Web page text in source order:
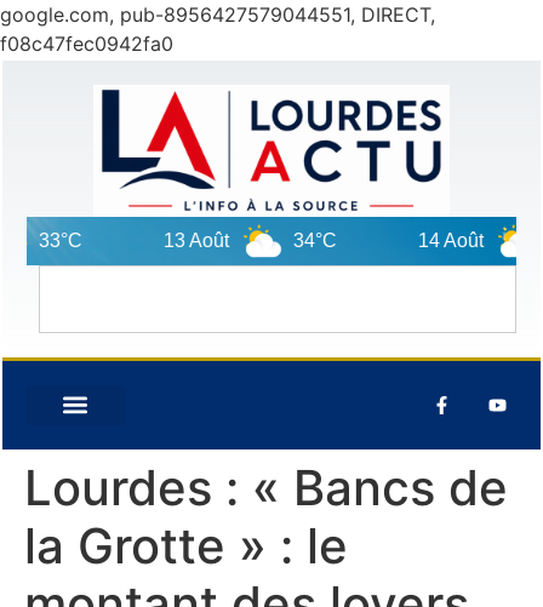
google.com, pub-8956427579044551, DIRECT,
f08c47fec0942fa0
33°C 13 Août 34°C 14 Août
Lourdes : « Bancs de
la Grotte » : le